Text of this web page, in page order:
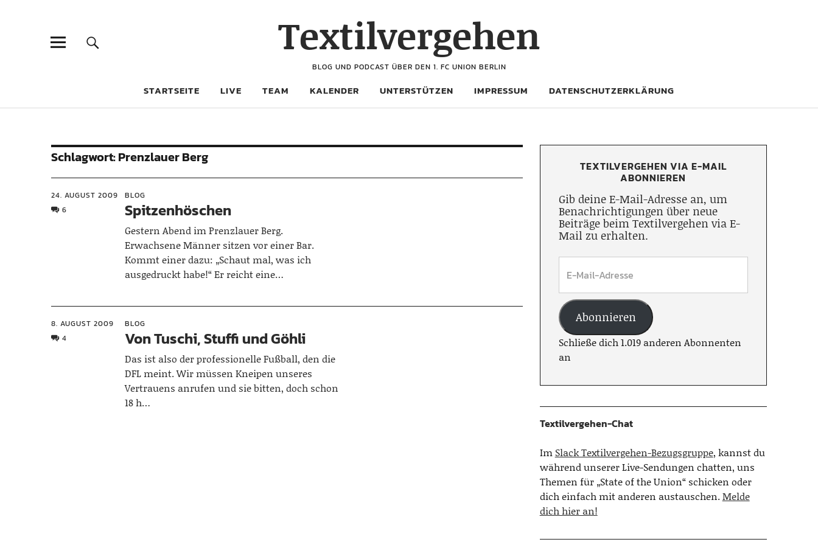
Textilvergehen
BLOG UND PODCAST ÜBER DEN 1. FC UNION BERLIN
STARTSEITE LIVE TEAM KALENDER UNTERSTÜTZEN IMPRESSUM DATENSCHUTZERKLÄRUNG
Schlagwort:Prenzlauer Berg
24. AUGUST 2009
6
BLOG
Spitzenhöschen
Gestern Abend im Prenzlauer Berg.
Erwachsene Männer sitzen vor einer Bar.
Kommt einer dazu: „Schaut mal, was ich
ausgedruckt habe!“ Er reicht eine…
8. AUGUST 2009
4
BLOG
Von Tuschi, Stuffi und Göhli
Das ist also der professionelle Fußball, den die
DFL meint. Wir müssen Kneipen unseres
Vertrauens anrufen und sie bitten, doch schon
18 h…
TEXTILVERGEHEN VIA E-MAIL
ABONNIEREN
Gib deine E-Mail-Adresse an, um
Benachrichtigungen über neue
Beiträge beim Textilvergehen via E-
Mail zu erhalten.
Abonnieren
Schließe dich 1.019 anderen Abonnenten
an
Textilvergehen-Chat
Im Slack Textilvergehen-Bezugsgruppe, kannst du
während unserer Live-Sendungen chatten, uns
Themen für „State of the Union“ schicken oder
dich einfach mit anderen austauschen.Melde
dich hier an!